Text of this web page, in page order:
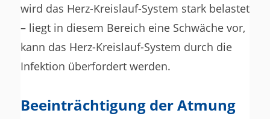
wird das Herz-Kreislauf-System stark belastet
– liegt in diesem Bereich eine Schwäche vor,
kann das Herz-Kreislauf-System durch die
Infektion überfordert werden.
Beeinträchtigung der Atmung